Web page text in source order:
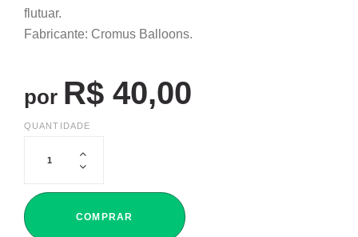
flutuar.
Fabricante: Cromus Balloons.
por R$ 40,00
QUANTIDADE
COMPRAR